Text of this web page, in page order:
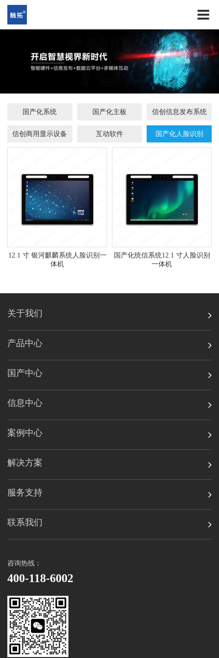
国产化系统 国产化主板 信创信息发布系统
信创商用显示设备 互动软件 国产化人脸识别
12.1 寸 银河麒麟系统人脸识别一
体机
国产化统信系统12.1 寸人脸识别
一体机
关于我们
产品中心
国产中心
信息中心
案例中心
解决方案
服务支持
联系我们
咨询热线：
400-118-6002